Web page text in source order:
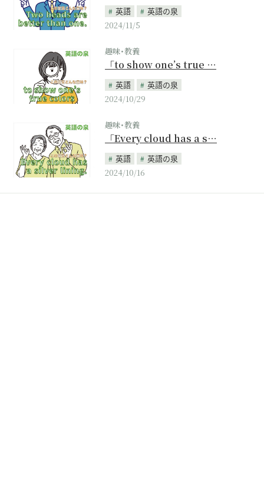
英語
英語の泉
2024/11/5
趣味･教養
「to show one’s true …
英語
英語の泉
2024/10/29
趣味･教養
「Every cloud has a s…
英語
英語の泉
2024/10/16